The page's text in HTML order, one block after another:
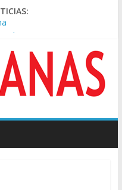
chocaron un tren y un
a Plaza de Mayo de
histórico representante
privada, Bullrich
de “ficción judicial” el